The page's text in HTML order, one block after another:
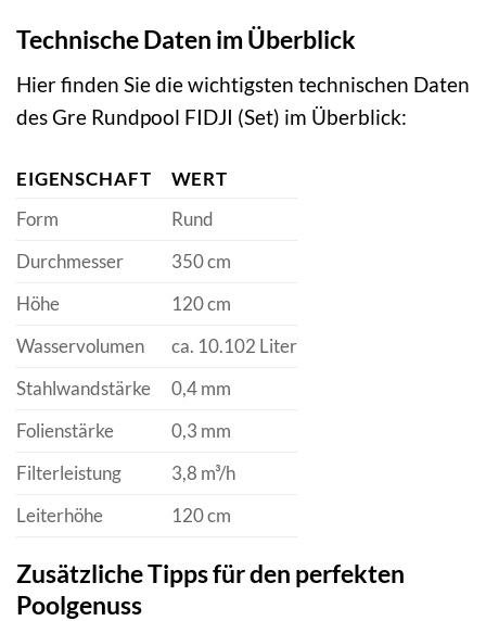
Technische Daten im Überblick
Hier finden Sie die wichtigsten technischen Daten
des Gre Rundpool FIDJI (Set) im Überblick:
EIGENSCHAFT
WERT
Form
Rund
Durchmesser
350 cm
Höhe
120 cm
Wasservolumen
ca. 10.102 Liter
Stahlwandstärke
0,4 mm
Folienstärke
0,3 mm
Filterleistung
3,8 m³/h
Leiterhöhe
120 cm
Zusätzliche Tipps für den perfekten
Poolgenuss